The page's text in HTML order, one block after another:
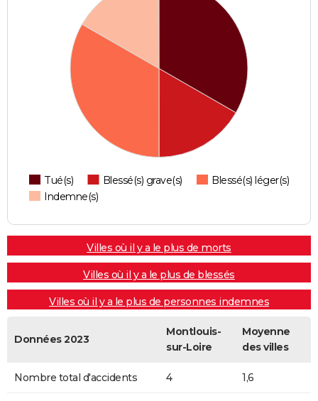
Tué(s) Blessé(s) grave(s)
Blessé(s) léger(s)
Indemne(s)
Villes où il y a le plus de morts
Villes où il y a le plus de blessés
Villes où il y a le plus de personnes indemnes
Données 2023
Montlouis-
sur-Loire
Moyenne
des villes
Nombre total d'accidents 4 1,6